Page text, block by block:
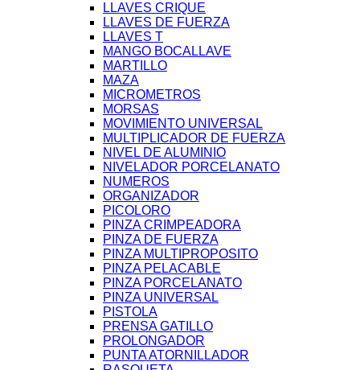
LLAVES CRIQUE
LLAVES DE FUERZA
LLAVES T
MANGO BOCALLAVE
MARTILLO
MAZA
MICROMETROS
MORSAS
MOVIMIENTO UNIVERSAL
MULTIPLICADOR DE FUERZA
NIVEL DE ALUMINIO
NIVELADOR PORCELANATO
NUMEROS
ORGANIZADOR
PICOLORO
PINZA CRIMPEADORA
PINZA DE FUERZA
PINZA MULTIPROPOSITO
PINZA PELACABLE
PINZA PORCELANATO
PINZA UNIVERSAL
PISTOLA
PRENSA GATILLO
PROLONGADOR
PUNTA ATORNILLADOR